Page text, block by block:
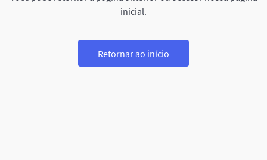
inicial.
Retornar ao início